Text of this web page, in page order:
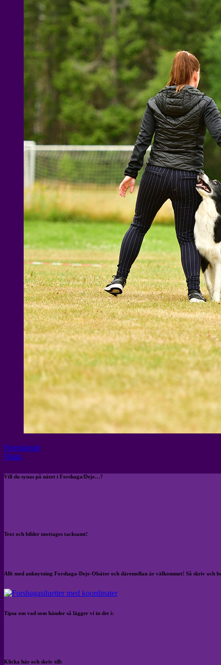
Föregående
Nästa
Vill du synas på nätet i Forshaga/Deje…?
Text och bilder mottages tacksamt!
Allt med anknytning Forshaga-Deje-Olsäter och däremellan är välkommet! Så skriv och
Tipsa om vad som händer så lägger vi in det i:
Klicka här och skriv till: